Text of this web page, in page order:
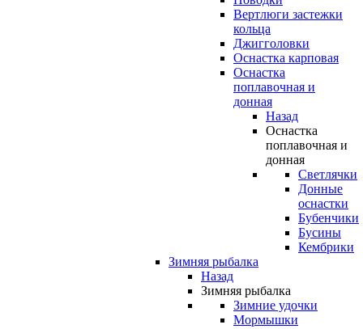
Вертлюги застежки
кольца
Джигголовки
Оснастка карповая
Оснастка
поплавочная и
донная
Назад
Оснастка
поплавочная и
донная
Светлячки
Донные
оснастки
Бубенчики
Бусины
Кембрики
Зимняя рыбалка
Назад
Зимняя рыбалка
Зимние удочки
Мормышки